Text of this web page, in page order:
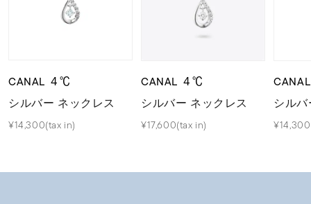
CANAL ４℃
シルバー ネックレス
¥14,300(tax in)
CANAL ４℃
シルバー ネックレス
¥17,600(tax in)
シル